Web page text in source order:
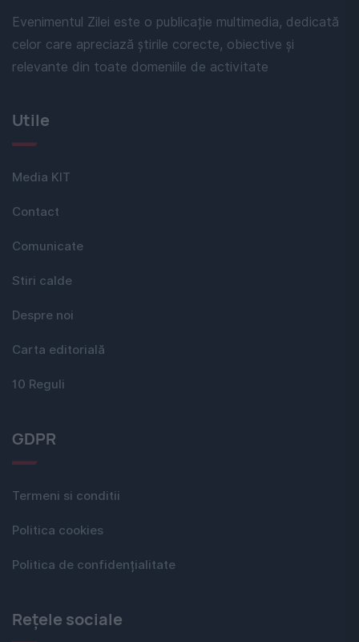
Evenimentul Zilei este o publicație multimedia, dedicată
celor care apreciază știrile corecte, obiective și
relevante din toate domeniile de activitate
Utile
Media KIT
Contact
Comunicate
Stiri calde
Despre noi
Carta editorială
10 Reguli
GDPR
Termeni si conditii
Politica cookies
Politica de confidențialitate
Rețele sociale